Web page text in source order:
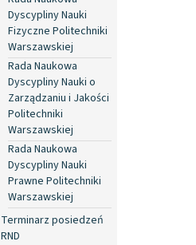
Dyscypliny Nauki
Fizyczne Politechniki
Warszawskiej
Rada Naukowa
Dyscypliny Nauki o
Zarządzaniu i Jakości
Politechniki
Warszawskiej
Rada Naukowa
Dyscypliny Nauki
Prawne Politechniki
Warszawskiej
Terminarz posiedzeń
RND